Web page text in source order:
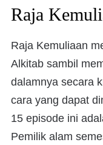
Raja
Raja Kemuliaan
Alkitab sambil
dalamnya secara
cara yang dapat
15 episode ini
Pemilik alam